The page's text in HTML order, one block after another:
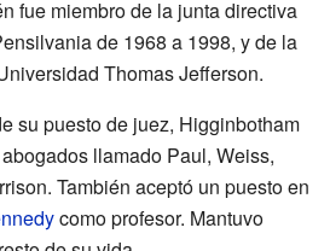
fue miembro de la junta directiva
de 1968 a 1998, y de la
Thomas Jefferson.
su puesto de juez, Higginbotham
llamado Paul, Weiss,
También aceptó un puesto en
como profesor. Mantuvo